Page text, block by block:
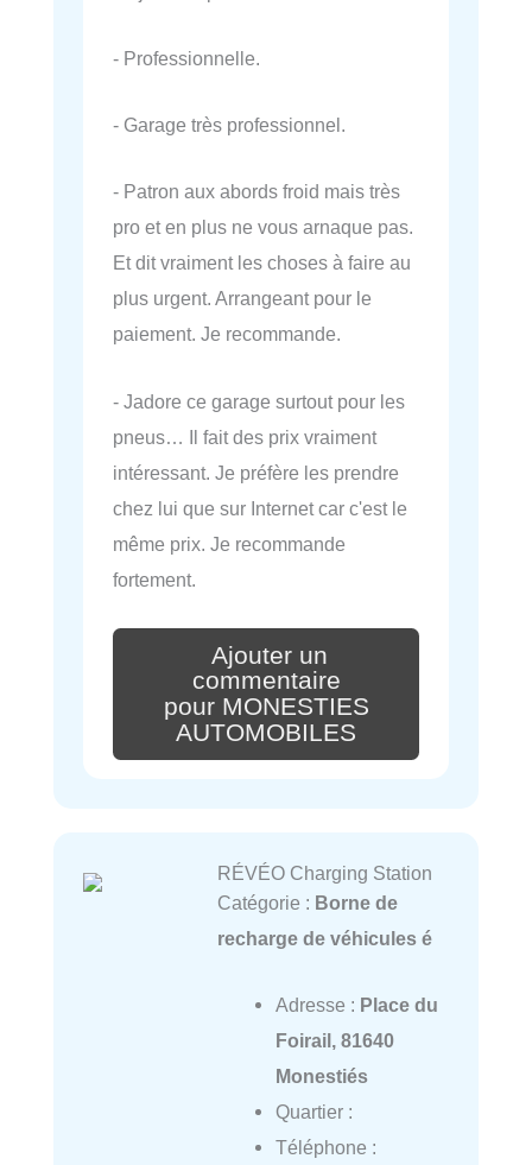
- Professionnelle.
- Garage très professionnel.
- Patron aux abords froid mais très
pro et en plus ne vous arnaque pas.
Et dit vraiment les choses à faire au
plus urgent. Arrangeant pour le
paiement. Je recommande.
- Jadore ce garage surtout pour les
pneus… Il fait des prix vraiment
intéressant. Je préfère les prendre
chez lui que sur Internet car c'est le
même prix. Je recommande
fortement.
Ajouter un
commentaire
pour MONESTIES
AUTOMOBILES
RÉVÉO Charging Station
Catégorie : Borne de
recharge de véhicules é
Adresse : Place du
Foirail, 81640
Monestiés
Quartier :
Téléphone :